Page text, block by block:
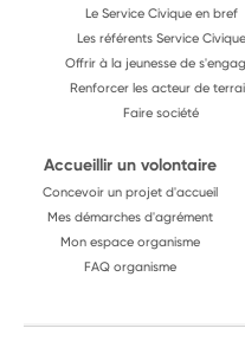
Le Service Civique en bref
Les référents Service Civique
Offrir à la jeunesse de
Renforcer les acteur de
Faire société
Accueillir un volontaire
Concevoir un projet d'accueil
Mes démarches d'agrément
Mon espace organisme
FAQ organisme